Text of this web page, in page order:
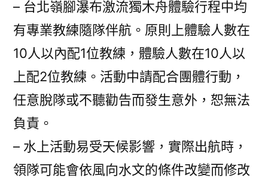
– 台北嶺腳瀑布激流獨木舟體驗行程中均
有專業教練隨隊伴航。原則上體驗人數在
10人以內配1位教練，體驗人數在10人以
上配2位教練。活動中請配合團體行動，
任意脫隊或不聽勸告而發生意外，恕無法
負責。
– 水上活動易受天候影響，實際出航時，
領隊可能會依風向水文的條件改變而修改